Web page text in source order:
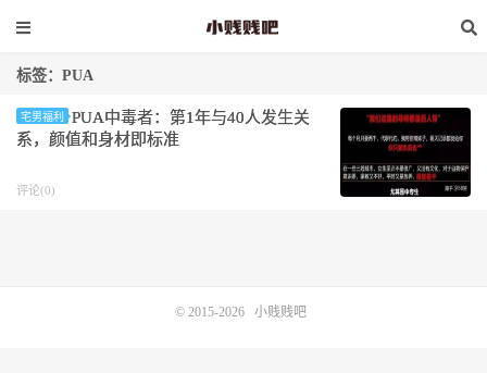
标签：PUA
宅男福利
PUA中毒者：第1年与40人发生关
系，颜值和身材即标准
评论(0)
© 2015-2026 小贱贱吧